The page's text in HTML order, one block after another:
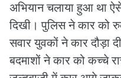
अभियान चलाया हुआ था
दिखी। पुलिस ने कार को
सवार युवकों ने कार दौड़ा
बदमाशों ने कार को कच्चे